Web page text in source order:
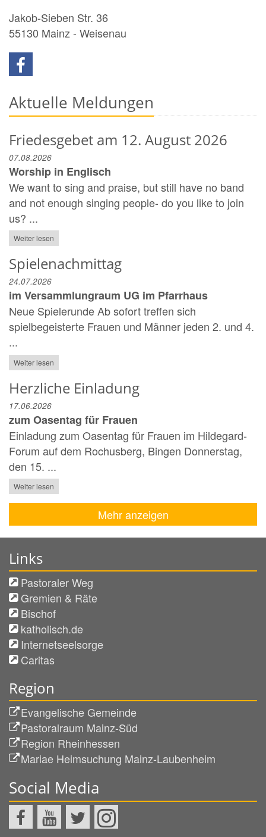
Jakob-Sieben Str. 36
55130 Mainz - Weisenau
Aktuelle Meldungen
Friedesgebet am 12. August 2026
07.08.2026
Worship in Englisch
We want to sing and praise, but still have no band
and not enough singing people- do you like to join
us? ...
Weiter lesen
Spielenachmittag
24.07.2026
im Versammlungraum UG im Pfarrhaus
Neue Spielerunde Ab sofort treffen sich
spielbegeisterte Frauen und Männer jeden 2. und 4.
...
Weiter lesen
Herzliche Einladung
17.06.2026
zum Oasentag für Frauen
Einladung zum Oasentag für Frauen im Hildegard-
Forum auf dem Rochusberg, Bingen Donnerstag,
den 15. ...
Weiter lesen
Mehr anzeigen
Links
Pastoraler Weg
Gremien & Räte
Bischof
katholisch.de
Internetseelsorge
Caritas
Region
Evangelische Gemeinde
Pastoralraum Mainz-Süd
Region Rheinhessen
Mariae Heimsuchung Mainz-Laubenheim
Social Media